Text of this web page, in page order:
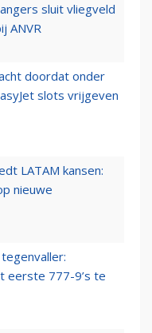
sluit vliegveld
ANVR
doordat onder
slots vrijgeven
LATAM kansen:
nieuwe
eerste 777-9’s te